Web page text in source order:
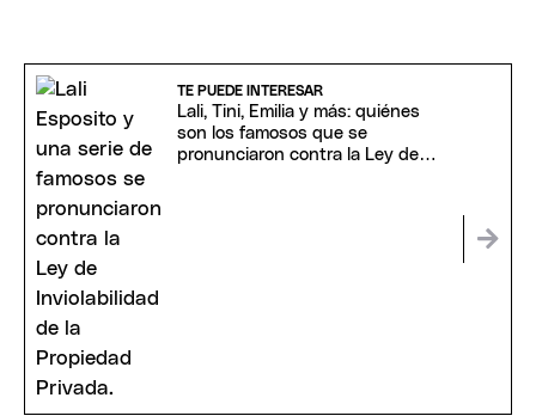
TE PUEDE INTERESAR
Lali, Tini, Emilia y más: quiénes
son los famosos que se
pronunciaron contra la Ley de